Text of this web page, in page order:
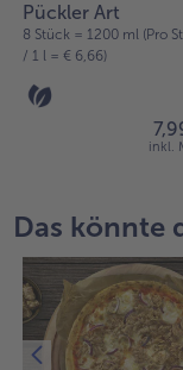
Pückler Art
8 Stück = 1200 ml (Pro
/ 1 l = € 6,66)
inkl.
Das könnte